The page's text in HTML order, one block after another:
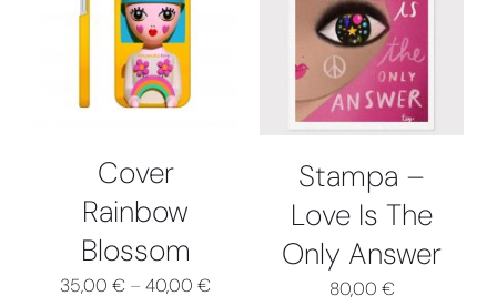
SCEGLIQUESTO
PRODOTTO
HA
PIÙ
VARIANTI.
POSSONO
SCELTE
NELLA
DEL
DETTAGLI
Cover
Rainbow
Blossom
35,00 € – 40,00 €
DETTAGLI
Stampa –
Love Is The
Only Answer
80,00 €